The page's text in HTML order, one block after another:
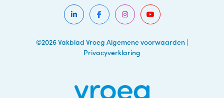
©2026 Vakblad Vroeg Algemene voorwaarden |
Privacyverklaring